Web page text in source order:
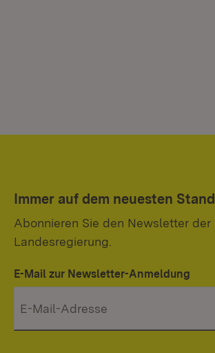
Immer auf dem neuesten Stand
Abonnieren Sie den Newsletter der
Landesregierung.
E-Mail zur Newsletter-Anmeldung